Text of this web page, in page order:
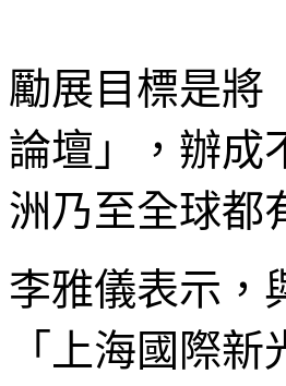
勵展目標是將
論壇」，辦成
洲乃至全球都
李雅儀表示，
「上海國際